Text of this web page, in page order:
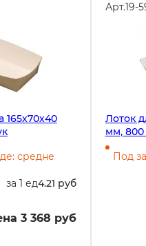
средне
за 1 ед4.21 руб
3 368 руб
Арт.19-
Лоток
мм, 800
Под